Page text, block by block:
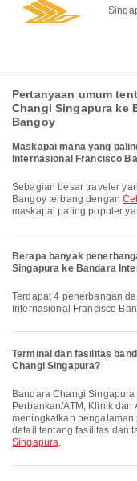
Pertanyaan umum
Changi Singapura ke
Bangoy
Maskapai mana yang
Internasional Francisco
Sebagian besar traveler yang menuju Bandara Internasional Francisco
Bangoy terbang dengan
maskapai paling populer
Berapa banyak
Singapura ke Bandara
Terdapat 4 penerbangan dari Bandara Changi Singapura ke Bandara
Internasional Francisco
Terminal dan fasilitas
Changi Singapura?
Bandara Changi Singapura menawarkan Ruang Perawatan Bayi, Layanan
Perbankan/ATM, Klinik
meningkatkan pengalaman
detail tentang fasilitas dan
Singapura.